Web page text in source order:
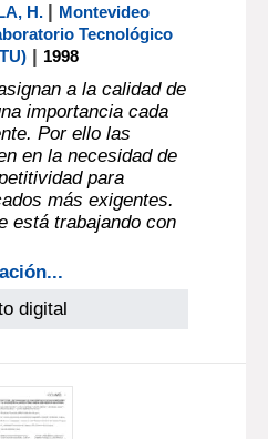
H. | Montevideo
Tecnológico
| 1998
a la calidad de
importancia cada
Por ello las
en la necesidad de
para
más exigentes.
está trabajando con
digital